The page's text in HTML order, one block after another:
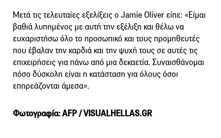
Μετά τις τελευταίες εξελίξεις ο Jamie Oliver είπε: «Είμαι
βαθιά λυπημένος με αυτή την εξέλιξη και θέλω να
ευχαριστήσω όλο το προσωπικό και τους προμηθευτές
που έβαλαν την καρδιά και την ψυχή τους σε αυτές τις
επιχειρήσεις για πάνω από μια δεκαετία. Συναισθάνομαι
πόσο δύσκολη είναι η κατάσταση για όλους όσοι
επηρεάζονται άμεσα».
Φωτογραφία: AFP / VISUALHELLAS.GR